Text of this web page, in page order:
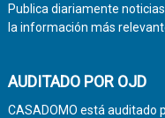
Publica diariamente
la información más
AUDITADO POR OJD
CASADOMO está auditado